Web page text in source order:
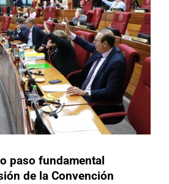
paso fundamental
de la Convención